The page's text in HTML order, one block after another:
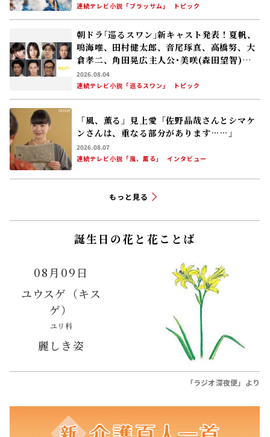
連続テレビ小説「ブラッサム」
トピック
朝ドラ｢巡るスワン｣新キャスト発表！夏帆、
鳴海唯、田村健太郎、音尾琢真、高橋努、大
倉孝二、角田晃広――主人公･美咲(森田望智)が
交流する警察署の人々 2027年度前期放送
2026.08.04
連続テレビ小説「巡るスワン」
トピック
「風、薫る」見上愛「佐野晶哉さんとシマケ
ンさんは、重なる部分があります……」
2026.08.07
連続テレビ小説「風、薫る」
インタビュー
もっと見る
誕生日の花と花ことば
08月09日
ユウスゲ（キス
ゲ）
ユリ科
麗しき姿
「ラジオ深夜便」より